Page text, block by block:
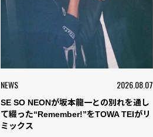
NEWS 2026.08.07
SE SO NEONが坂本龍一との別れを通し
て綴った“Remember!”をTOWA TEIがリ
ミックス